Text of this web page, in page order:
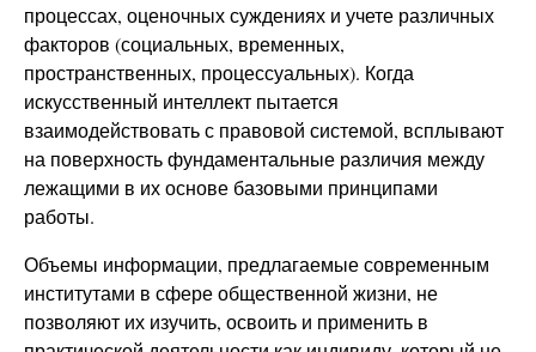
процессах, оценочных суждениях и учете различных
факторов (социальных, временных,
пространственных, процессуальных). Когда
искусственный интеллект пытается
взаимодействовать с правовой системой, всплывают
на поверхность фундаментальные различия между
лежащими в их основе базовыми принципами
работы.
Объемы информации, предлагаемые современным
институтами в сфере общественной жизни, не
позволяют их изучить, освоить и применить в